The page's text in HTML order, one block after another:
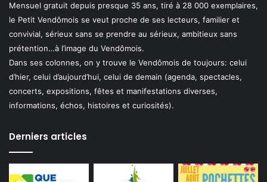
Mensuel gratuit depuis presque 35 ans, tiré à 28 000 exemplaires,
le Petit Vendômois se veut proche de ses lecteurs, familier et
convivial, sérieux sans se prendre au sérieux, ambitieux sans
prétention…à l’image du Vendômois.
Dans ses colonnes, on y trouve le Vendômois de toujours: celui
d’hier, celui d’aujourd’hui, celui de demain (agenda, spectacles,
concerts, expositions, fêtes et manifestations diverses,
informations, échos, histoires et curiosités).
Derniers articles